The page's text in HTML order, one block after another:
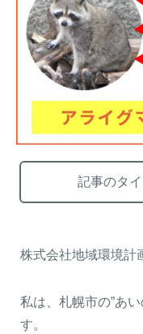
アウトドアライフを送
に
メルマガ登録
ご相談
お問い合わせ
記事のタ
株式会社地域環境計
私は、札幌市の”あ
す。